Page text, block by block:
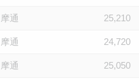
摩通 25,210
摩通 24,720
摩通 25,050